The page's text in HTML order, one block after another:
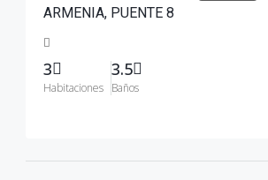
ARMENIA, PUENTE 8
3
Habitaciones
3.5
Baños